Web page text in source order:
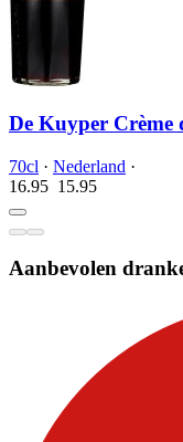
De Kuyper Crème
70cl · Nederland ·
16.95 15.95
Aanbevolen